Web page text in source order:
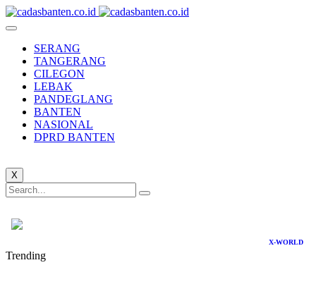
SERANG
TANGERANG
CILEGON
LEBAK
PANDEGLANG
BANTEN
NASIONAL
DPRD BANTEN
X
X-WORLD
Trending